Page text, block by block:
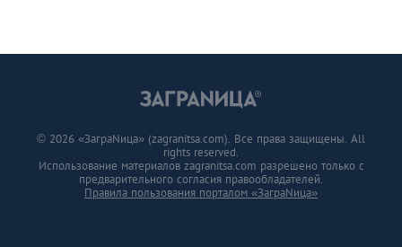
© 2026 «ЗаграNица» (zagranitsa.com). Все права защищены. All
rights reserved.
Использование материалов zagranitsa.com разрешено только с
предварительного согласия правообладателей.
Правила пользования порталом «ЗаграNица»